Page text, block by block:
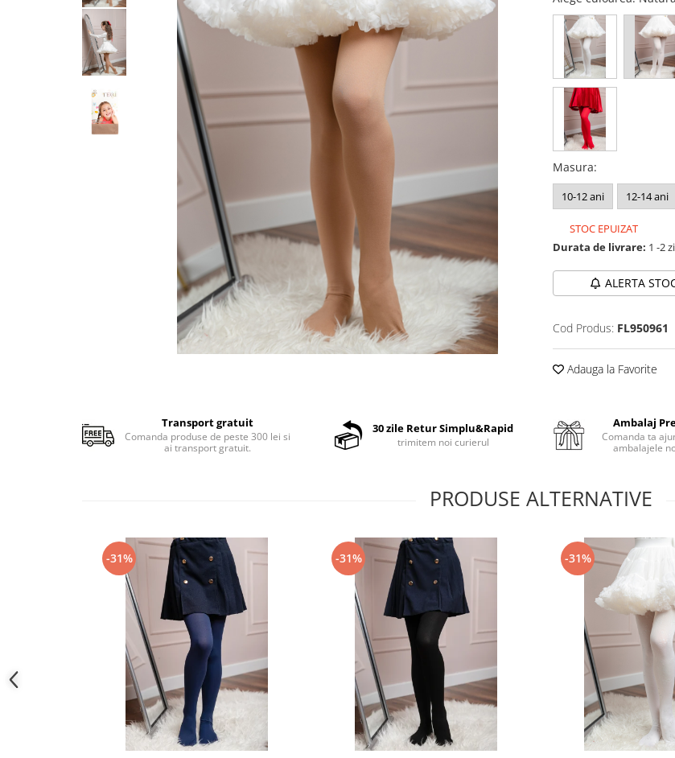
Masura:
10-12 ani 12-14 ani
STOC EPUIZAT
Durata de livrare: 1 -2
ALERTA
Cod Produs: FL950961
Adauga la Favorite
Transport gratuit
Comanda produse de peste 300 lei si
ai transport gratuit.
30 zile Retur Simplu&Rapid
trimitem noi curierul
Ambalaj
Comanda ta
ambalajele
PRODUSE ALTERNATIVE
-31% -31% -31%